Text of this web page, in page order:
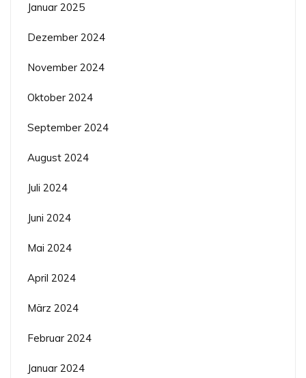
Januar 2025
Dezember 2024
November 2024
Oktober 2024
September 2024
August 2024
Juli 2024
Juni 2024
Mai 2024
April 2024
März 2024
Februar 2024
Januar 2024